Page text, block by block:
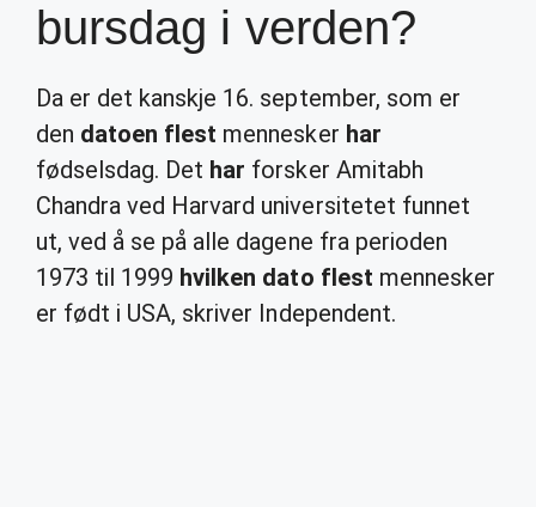
bursdag i verden?
Da er det kanskje 16. september, som er
den datoen flest mennesker har
fødselsdag. Det har forsker Amitabh
Chandra ved Harvard universitetet funnet
ut, ved å se på alle dagene fra perioden
1973 til 1999 hvilken dato flest mennesker
er født i USA, skriver Independent.